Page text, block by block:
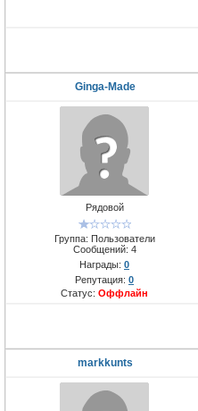
Ginga-Made
Рядовой
Группа: Пользователи
Сообщений: 4
Награды: 0
Репутация: 0
Статус: Оффлайн
markkunts